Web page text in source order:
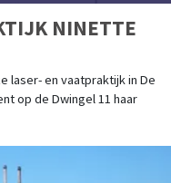
NINETTE
laser- en vaatpraktijk in De
op de Dwingel 11 haar